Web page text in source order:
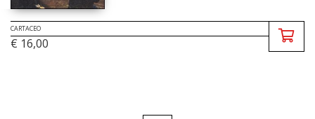
CARTACEO
€ 16,00